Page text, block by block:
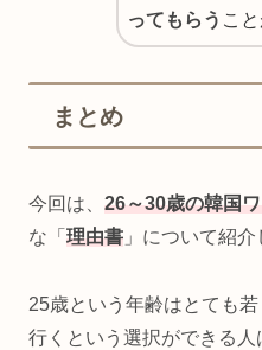
ってもらう こ
まとめ
今回は、 26～30歳の韓国
な「 理由書 」について紹介
25歳という年齢はとても
行くという選択ができる